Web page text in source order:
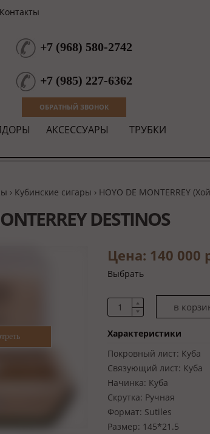
Контакты
+7 (968) 580-2742
+7 (985) 227-6362
ОБРАТНЫЙ ЗВОНОК
АКСЕССУАРЫ ТРУБКИ
› Кубинские сигары › HOYO DE MONTERREY
DESTINOS
Цена: 140 000
Выбрать
Характеристики
Покровный лист: Куба
Связующий лист: Куба
Начинка: Куба
Скрутка: Ручная
Формат: Sutiles
Размер: 145*21.5